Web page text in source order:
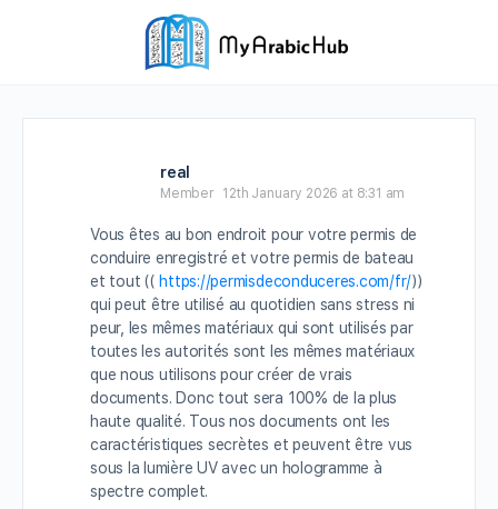
real
Member 12th January 2026 at 8:31 am
Vous êtes au bon endroit pour votre permis de
conduire enregistré et votre permis de bateau
et tout (( https://permisdeconduceres.com/fr/))
qui peut être utilisé au quotidien sans stress ni
peur, les mêmes matériaux qui sont utilisés par
toutes les autorités sont les mêmes matériaux
que nous utilisons pour créer de vrais
documents. Donc tout sera 100% de la plus
haute qualité. Tous nos documents ont les
caractéristiques secrètes et peuvent être vus
sous la lumière UV avec un hologramme à
spectre complet.